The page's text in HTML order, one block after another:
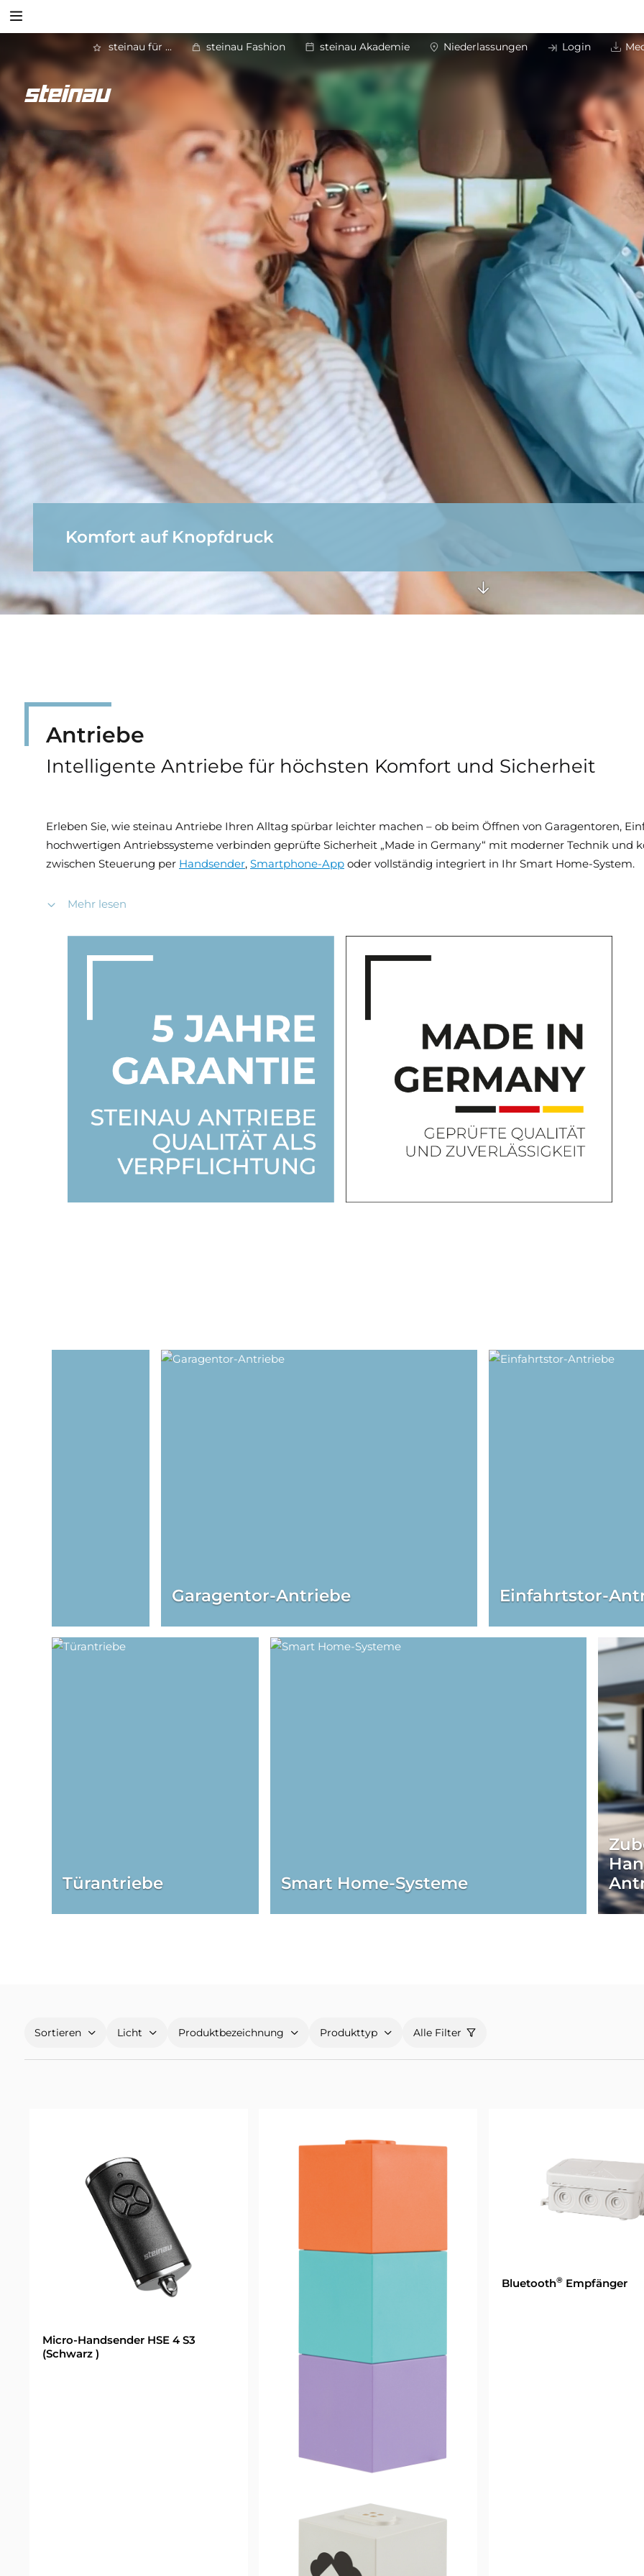
Zurück
Antriebe
Garagentor-Antriebe
Einfahrtstor-Antriebe
Türantriebe
SmartHome-Systeme - Antriebssteuerung
Zubehör und Handsender
steinau für ... steinau Fashion steinau Akademie Niederlassungen Login
Suchen
Antriebe
Intelligente Antriebe für höchsten Komfort und Sicherheit
Erleben Sie, wie steinau Antriebe Ihren Alltag spürbar leichter machen – ob beim Öffnen von Garagentoren,
hochwertigen Antriebssysteme verbinden geprüfte Sicherheit „Made in Germany“ mit moderner Technik und
zwischen Steuerung per Handsender, Smartphone-Appoder vollständig integriert in Ihr Smart Home-System.
Dank langlebiger Qualität, leiser Funktionsweise und vielseitigem Zubehör genießen Sie mehr Komfort,
Mehr lesen
Garagentor-Antriebe Einfahrtstor-
Türantriebe Smart Home-Systeme
Sortieren Licht Produktbezeichnung Produkttyp Alle Filter
Micro-Handsender HSE 4 S3
(Schwarz )
Bluetooth®Empfänger